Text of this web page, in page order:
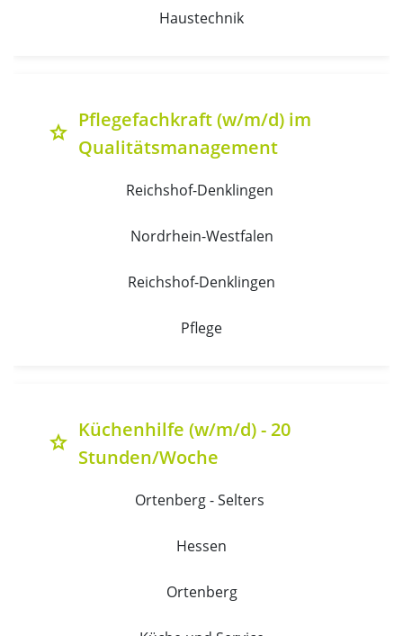
Haustechnik
grade
Pflegefachkraft (w/m/d) im
Qualitätsmanagement
Reichshof-Denklingen
Nordrhein-Westfalen
Reichshof-Denklingen
Pflege
grade
Küchenhilfe (w/m/d) - 20
Stunden/Woche
Ortenberg - Selters
Hessen
Ortenberg